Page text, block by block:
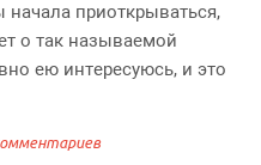
приоткрываться,
о так называемой
ею интересуюсь, и это